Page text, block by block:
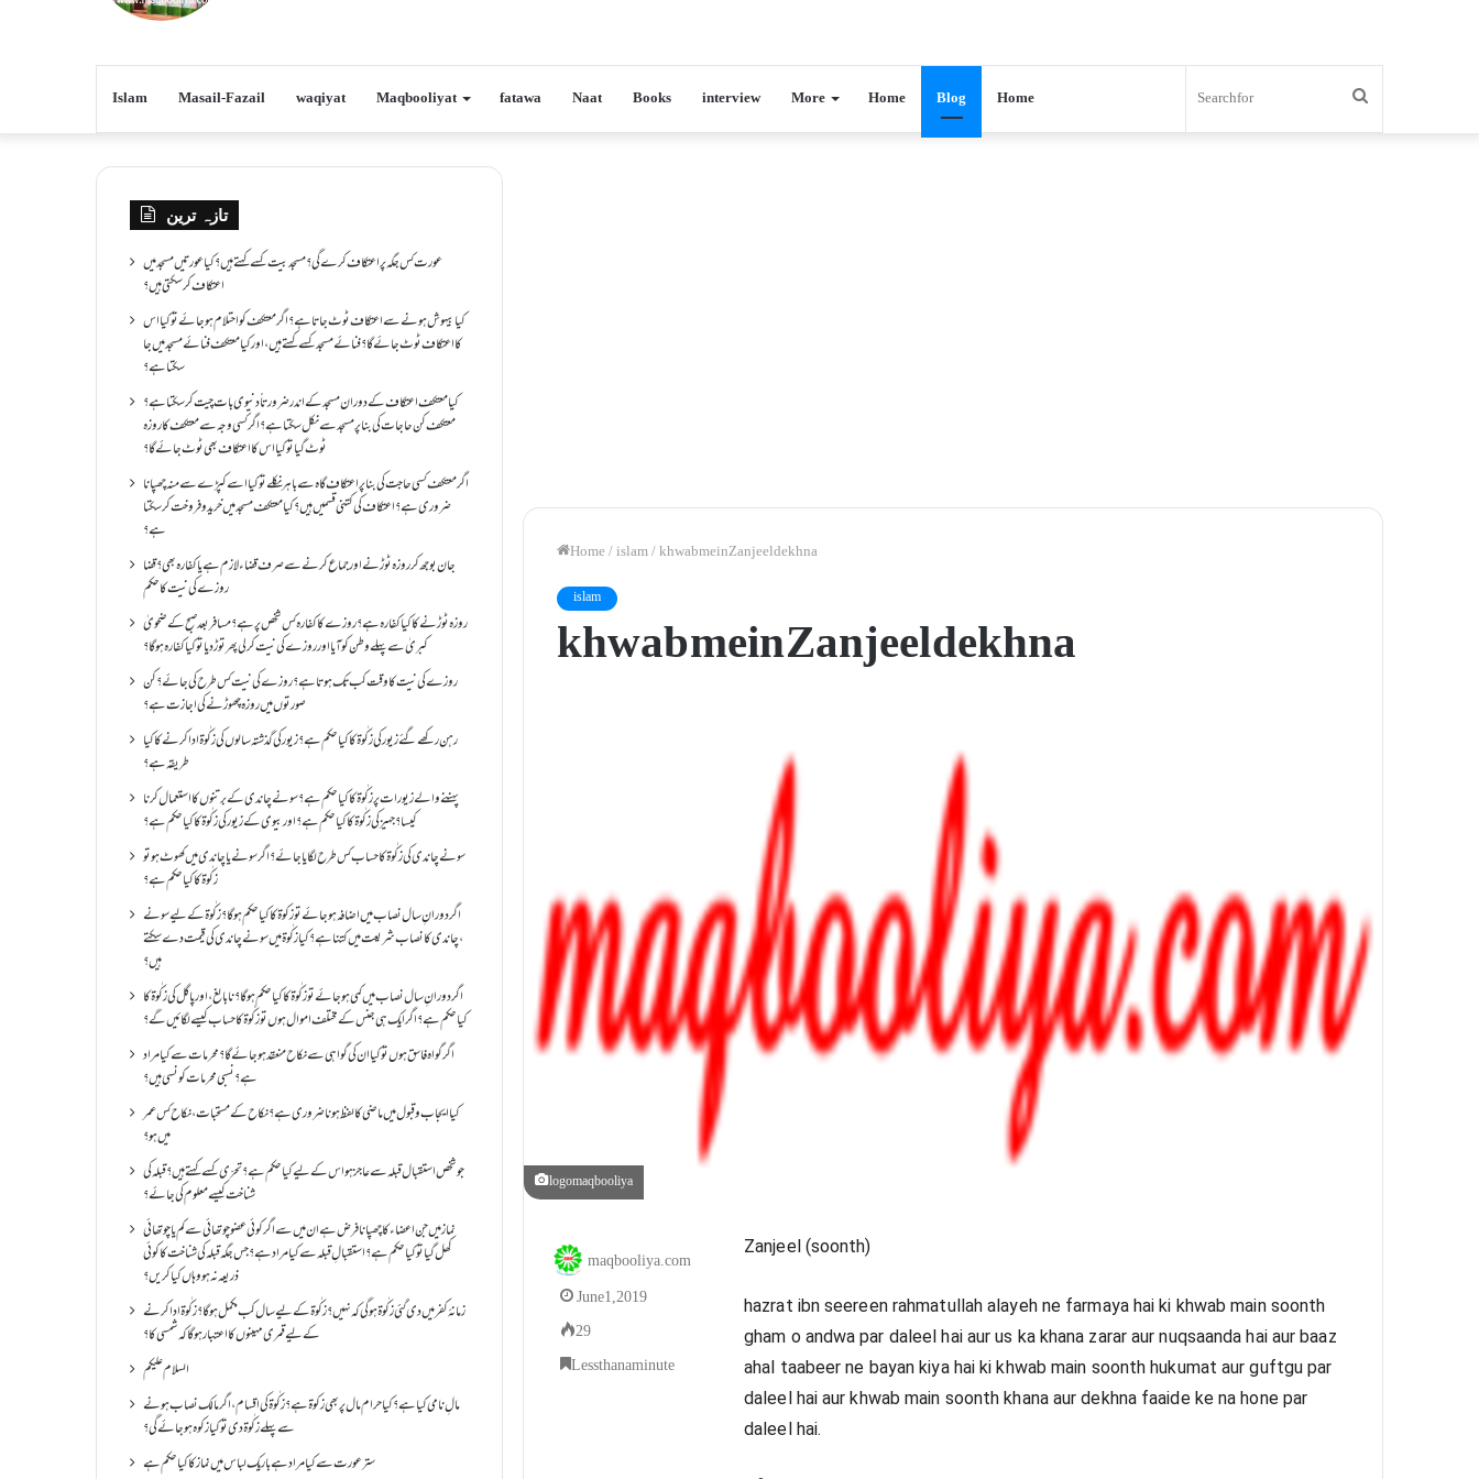
Islam Masail-Fazail waqiyat Maqbooliyat fatawa Naat Books interview More Home Blog Home
Home/islam/khwab mein Zanjeel dekhna
islam
khwab mein Zanjeel dekhna
logomaqbooliya
Zanjeel (soonth)
hazrat ibn seereen rahmatullah alayeh ne farmaya hai ki khwab main soonth
gham o andwa par daleel hai aur us ka khana zarar aur nuqsaanda hai aur baaz
ahal taabeer ne bayan kiya hai ki khwab main soonth hukumat aur guftgu par
daleel hai aur khwab main soonth khana aur dekhna faaide ke na hone par
daleel hai.
maqbooliya.com
June 1, 2019
29
Less than a minute
تازہ ترین
عورت کس جگہ پر اعتکاف کرے گی؟مسجد بیت کسے کہتے ہیں؟کیا عورتیں مسجد میں
اعتکاف کر سکتی ہیں؟
کیا بیہوش ہونے سے اعتکاف ٹوٹ جاتا ہے؟ اگر معتکف کو احتلام ہو جائے تو کیا اس
کا اعتکاف ٹوٹ جائے گا؟فنائے مسجد کسے کہتے ہیں ، اور کیا معتکف فنائے مسجد میں جا
سکتا ہے؟
کیا معتکف اعتکاف کے دوران مسجد کے اندر ضرورتاً دنیوی بات چیت کر سکتا ہے؟
معتکف کن حاجات کی بنا پر مسجد سے نکل سکتا ہے؟ اگر کسی وجہ سے معتکف کا روزہ
ٹوٹ گیا تو کیا اس کا اعتکاف بھی ٹوٹ جائے گا؟
اگر معتکف کسی حاجت کی بنا پر اعتکاف گاہ سے باہر نکلے تو کیا اسے کپڑے سے منہ چھپانا
ضروری ہے؟اعتکاف کی کتنی قسمیں ہیں؟کیا معتکف مسجد میں خرید و فروخت کر سکتا
ہے؟
جان بوجھ کر روزہ ٹوڑنے اور جماع کرنے سے صرف قضاء لازم ہے یا کفارہ بھی؟ قضا
روزے کی نیت کا حکم
روزہ ٹوڑنے کا کیا کفارہ ہے؟روزے کا کفارہ کس شخص پر ہے؟ مسافر بعد صبح کے ضحویٰ
کبریٰ سے پہلے وطن کو آیا اور روزے کی نیت کر لی پھر توڑ دیا تو کیا کفارہ ہو گا؟
روزے کی نیت کا وقت کب تک ہوتا ہے؟ روزے کی نیت کس طرح کی جائے؟ کن
صورتوں میں روزہ چھوڑنے کی اجازت ہے؟
رہن رکھے گئے زیور کی زکٰوۃ کا کیا حکم ہے؟زیور کی گذشتہ سالوں کی زکٰوۃ ادا کرنے کا کیا
طریقہ ہے؟
پہننے والے زیورات پر زکٰوۃ کا کیا حکم ہے؟ سونے چاندی کے برتنوں کا استعمال کرنا
کیسا؟ جہیز کی زکٰوۃ کا کیا حکم ہے؟ اور بیوی کے زیور کی زکٰوۃ کا کیا حکم ہے؟
سونے چاندی کی زکٰوۃ کا حساب کس طرح لگایا جائے؟ اگر سونے یا چاندی میں کھوٹ ہو تو
زکٰوۃ کا کیا حکم ہے؟
اگر دورانِ سال نصاب میں اضافہ ہو جائے تو زکوۃ کا کیا حکم ہو گا؟ زکٰوۃ کے لیے سونے
،چاندی کا نصاب شریعت میں کتنا ہے؟ کیا زکٰوۃ میں سونے چاندی کی قیمت دے سکتے
ہیں؟
اگر دورانِ سال نصاب میں کمی ہو جائے تو زکٰوۃ کا کیا حکم ہو گا؟ نا بالغ ، اور پاگل کی زکٰوۃ کا
کیا حکم ہے؟ اگر ایک ہی جنس کے مختلف اموال ہوں تو زکٰوۃ کا حساب کیسے لگائیں گے؟
اگر گواہ فاسق ہوں تو کیا ان کی گواہی سے نکاح منعقد ہو جائے گا؟ محرمات سے کیا مراد
ہے؟ نسبی محرمات کونسی ہیں؟
کیا ایجاب و قبول میں ماضی کا لفظ ہونا ضروری ہے؟ نکاح کے مستحبات، نکاح کس عمر
میں ہو؟
جو شخص استقبال قبلہ سے عاجز ہو اس کے لیے کیا حکم ہے؟ تحرّی کسے کہتے ہیں؟ قبلہ کی
شناخت کیسے معلوم کی جائے؟
نماز میں جن اعضاء کا چھپانا فرض ہے ان میں سے اگر کوئی عضو چوتھائی سے کم یا چوتھائی
کھل گیا تو کیا حکم ہے؟استقبالِ قبلہ سے کیا مراد ہے؟جس جگہ قبلہ کی شناخت کا کوئی
ذریعہ نہ ہو وہاں کیا کریں؟
زمانۂ کفر میں دی گئی زکٰوۃ ہو گی کہ نہیں؟زکٰوۃ کے لیے سال کب مکمل ہو گا؟زکٰوۃ ادا کرنے
کے لیے قمری مہینوں کا اعتبار ہو گا کہ شمسی کا؟
السلام علیکم
مالِ نامی کیا ہے؟ کیا حرام مال پر بھی زکوۃ ہے؟ زکٰوۃ کی اقسام ،اگر مالک نصاب ہونے
سے پہلے زکٰوۃ دی تو کیا زکوه ہو جائےگی؟
ستر عورت سے کیا مراد ہے باریک لباس میں نماز کا کیا حکم ہے